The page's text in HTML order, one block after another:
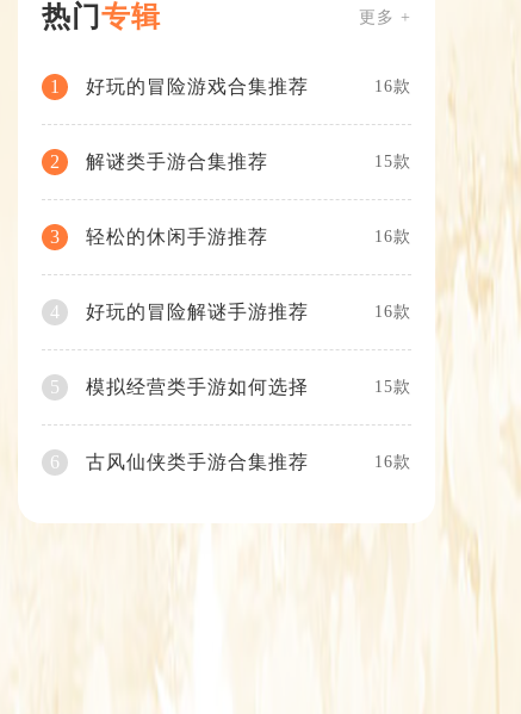
热门专辑 更多 +
1 好玩的冒险游戏合集推荐 16款
2 解谜类手游合集推荐 15款
3 轻松的休闲手游推荐 16款
4 好玩的冒险解谜手游推荐 16款
5 模拟经营类手游如何选择 15款
6 古风仙侠类手游合集推荐 16款